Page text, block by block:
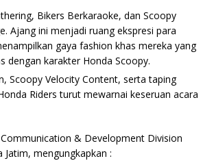
Bikers Berkaraoke, dan Scoopy
Ajang ini menjadi ruang ekspresi para
gaya fashion khas mereka yang
dengan karakter Honda Scoopy.
Scoopy Velocity Content, serta taping
Riders turut mewarnai keseruan acara
& Development Division
Jatim, mengungkapkan :